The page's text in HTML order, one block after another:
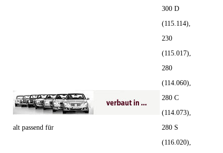
alt passend für
300 D
(115.114),
230
(115.017),
280
(114.060),
280 C
(114.073),
280 S
(116.020),